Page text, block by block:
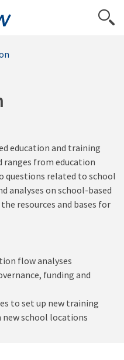
education and training
ranges from education
questions related to school
analyses on school-based
resources and bases for
flow analyses
funding and
to set up new training
school locations